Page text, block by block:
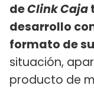
deClink Caja
desarrollo
formato de
situación,
producto de